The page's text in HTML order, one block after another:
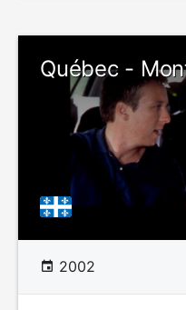
Québec -
2002